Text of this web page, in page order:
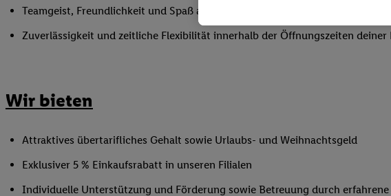
Teamgeist, Freundlichkeit und Spaß am Umgang mit Menschen
Zuverlässigkeit und zeitliche Flexibilität innerhalb der Öffnungszeiten deiner
Wir bieten
Attraktives übertarifliches Gehalt sowie Urlaubs- und Weihnachtsgeld
Exklusiver 5 % Einkaufsrabatt in unseren Filialen
Individuelle Unterstützung und Förderung sowie Betreuung durch
angereicherten Profilen. Dies umfasst
Ihr Kaufverhalten in den Lidl-Diensten,
sowie Ihre genauen Standortdaten) auch
bestehendes Lidl Plus-Konto einloggen,
in gemeinsamer Verantwortlichkeit mit
beschriebene Utiq-Kennung verwenden